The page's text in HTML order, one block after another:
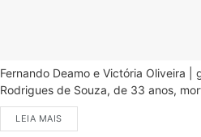
Fernando Deamo e Victória Oliveira |
Rodrigues de Souza, de 33 anos,
LEIA MAIS